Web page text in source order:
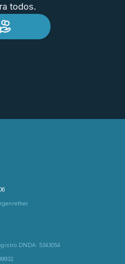
todos.
DNDA: 5343054